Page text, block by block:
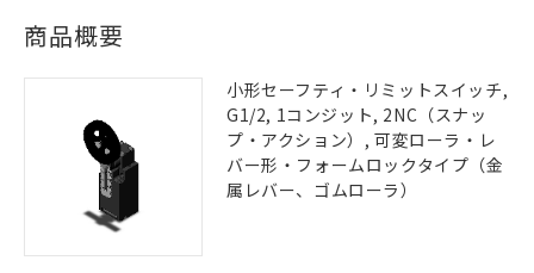
商品概要
小形セーフティ・リミットスイッチ,
G1/2, 1コンジット, 2NC（スナッ
プ・アクション）, 可変ローラ・レ
バー形・フォームロックタイプ（金
属レバー、ゴムローラ）